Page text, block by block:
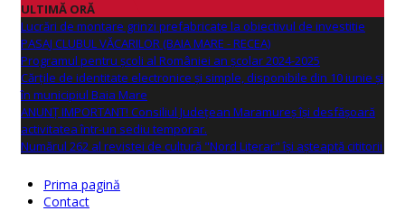
ULTIMĂ ORĂ
Lucrări de montare grinzi prefabricate la obiectivul de investitie
PASAJ CLUBUL VĂCARILOR (BAIA MARE - RECEA)
Programul pentru școli al României an școlar 2024-2025
Cărțile de identitate electronice și simple, disponibile din 10 iunie și
în municipiul Baia Mare
ANUNŢ IMPORTANT! Consiliul Județean Maramureș își desfășoară
activitatea într-un sediu temporar.
Numărul 262 al revistei de cultură "Nord Literar" își așteaptă cititorii
Prima pagină
Contact